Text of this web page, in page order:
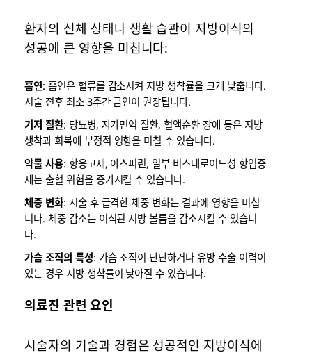
환자의 신체 상태나 생활 습관이 지방이식의
성공에 큰 영향을 미칩니다:
흡연: 흡연은 혈류를 감소시켜 지방 생착률을 크게 낮춥니다.
시술 전후 최소 3주간 금연이 권장됩니다.
기저 질환: 당뇨병, 자가면역 질환, 혈액순환 장애 등은 지방
생착과 회복에 부정적 영향을 미칠 수 있습니다.
약물 사용: 항응고제, 아스피린, 일부 비스테로이드성 항염증
제는 출혈 위험을 증가시킬 수 있습니다.
체중 변화: 시술 후 급격한 체중 변화는 결과에 영향을 미칩
니다. 체중 감소는 이식된 지방 볼륨을 감소시킬 수 있습니
다.
가슴 조직의 특성: 가슴 조직이 단단하거나 유방 수술 이력이
있는 경우 지방 생착률이 낮아질 수 있습니다.
의료진 관련 요인
시술자의 기술과 경험은 성공적인 지방이식에